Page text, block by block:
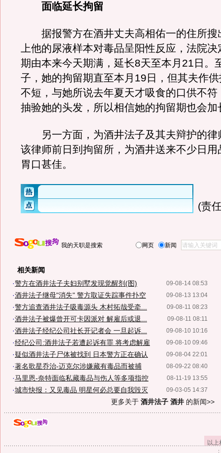
面临延长拘留
据报警方在酒井丈夫高相佑一的住所搜
上他的尿液样本对毒品呈阳性反应，法院决
期由本来今天期满，延长8天至本月21日。
子，她的拘留期直至本月19日，但其夫作
不短，与她所说去年夏天才吸食的口供不符
抽验她的头发，所以相信她的拘留期也会加
另一方面，为酒井法子及其夫辩护的律
该律师前日到拘留所，为酒井送来不少日用
胃口甚佳。
(责
我的天职是搜索 网页 新闻
相关新闻
09-08-14 08:53
·警方在酒井法子夫妇别墅发现觉醒剂(图)
09-08-13 13:04
·酒井法子继母"消失" 警方取证失踪事件扑空
09-08-11 08:23
·警方追查酒井法子吸毒源头 木村拓哉受牵...
09-08-11 08:11
·酒井法子被爆曾开可卡因派对 解雇后或退...
09-08-10 10:16
·酒井法子经纪公司社长开记者会 一旦起诉...
09-08-10 09:46
·经纪公司:酒井法子若遭起诉有罪 将考虑解雇
09-08-04 22:01
·疑似酒井法子尸体被找到 日本警方正在确认
08-09-22 08:40
·著名歌星乔治-迈克尔涉嫌藏有毒品而被捕
08-11-19 13:55
·马里恩-奈特面临私藏毒品与伤人等多项指控
09-03-05 14:37
·城市快报：又见毒品 明星何必总要自我毁灭
更多关于 酒井法子 酒井 的新闻>>
以